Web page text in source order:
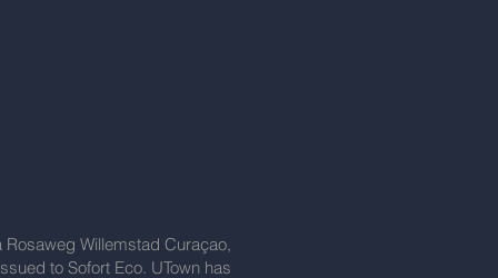
Willemstad Curaçao,
to Sofort Eco. UTown has